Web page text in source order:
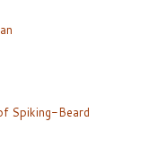
Spiking-Beard